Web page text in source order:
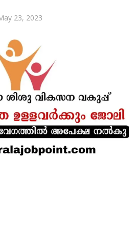
23, 2023